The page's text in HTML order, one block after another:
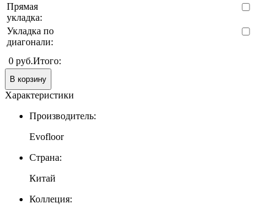
Прямая
укладка:
Укладка по
диагонали:
Итого:
0 руб.
В корзину
Характеристики
Производитель:
Evofloor
Страна:
Китай
Коллеция: